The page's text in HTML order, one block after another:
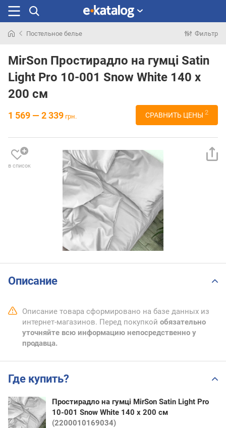
раньше
Постельное белье Фильтр
MirSon Простирадло на гумці Satin
Light Pro 10-001 Snow White 140 х
200 см
1 569 — 2 339 грн. СРАВНИТЬ ЦЕНЫ 2
в список
Описание
Описание товара сформировано на базе данных из
интернет-магазинов. Перед покупкой обязательно
уточняйте всю информацию непосредственно у
продавца.
Где купить?
Простирадло на гумці MirSon Satin Light Pro
10-001 Snow White 140 х 200 см
(2200010169034)